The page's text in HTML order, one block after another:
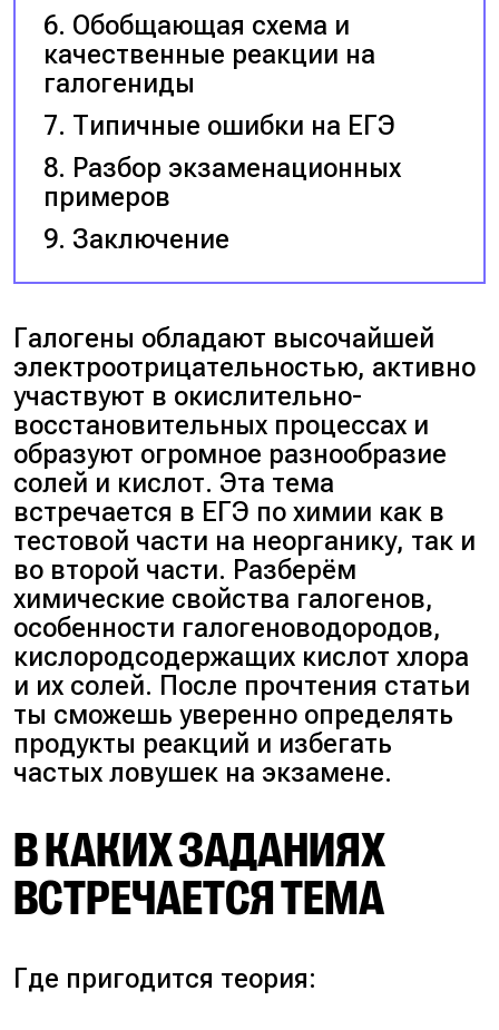
Обобщающая схема и
качественные реакции на
галогениды
Типичные ошибки на ЕГЭ
Разбор экзаменационных
примеров
Заключение
Галогены обладают высочайшей
электроотрицательностью, активно
участвуют в окислительно-
восстановительных процессах и
образуют огромное разнообразие
солей и кислот. Эта тема
встречается в ЕГЭ по химии как в
тестовой части на неорганику, так и
во второй части. Разберём
химические свойства галогенов,
особенности галогеноводородов,
кислородсодержащих кислот хлора
и их солей. После прочтения статьи
ты сможешь уверенно определять
продукты реакций и избегать
частых ловушек на экзамене.
В КАКИХ ЗАДАНИЯХ
ВСТРЕЧАЕТСЯ ТЕМА
Где пригодится теория: